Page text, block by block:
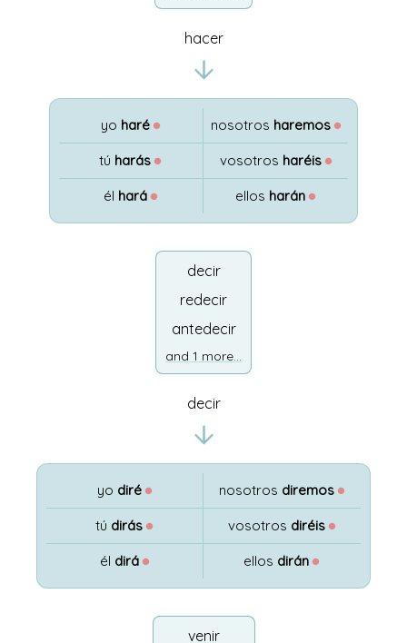
hacer
yo haré ●
tú harás ●
él hará ●
nosotros haremos ●
vosotros haréis ●
ellos harán ●
decir
redecir
antedecir
and 1 more...
decir
yo diré ●
tú dirás ●
él dirá ●
nosotros diremos ●
vosotros diréis ●
ellos dirán ●
venir